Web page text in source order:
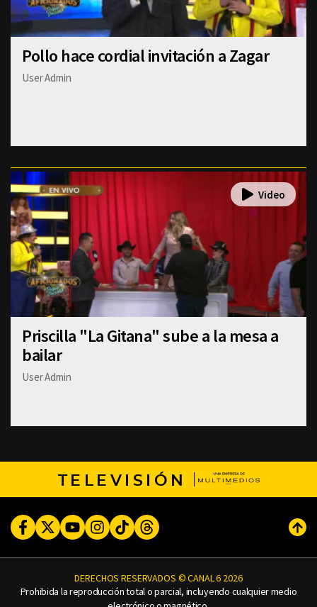
Pollo hace cordial invitación a Zagar
User Admin
Priscilla "La Gitana" sube a la mesa a
bailar
User Admin
TELEVISIÓN
FacebookTwitterYoutubeInstagram
TikTokThreads
DERECHOS RESERVADOS © CANAL 6 2026
Prohibida la reproducción total o parcial, incluyendo cualquier medio